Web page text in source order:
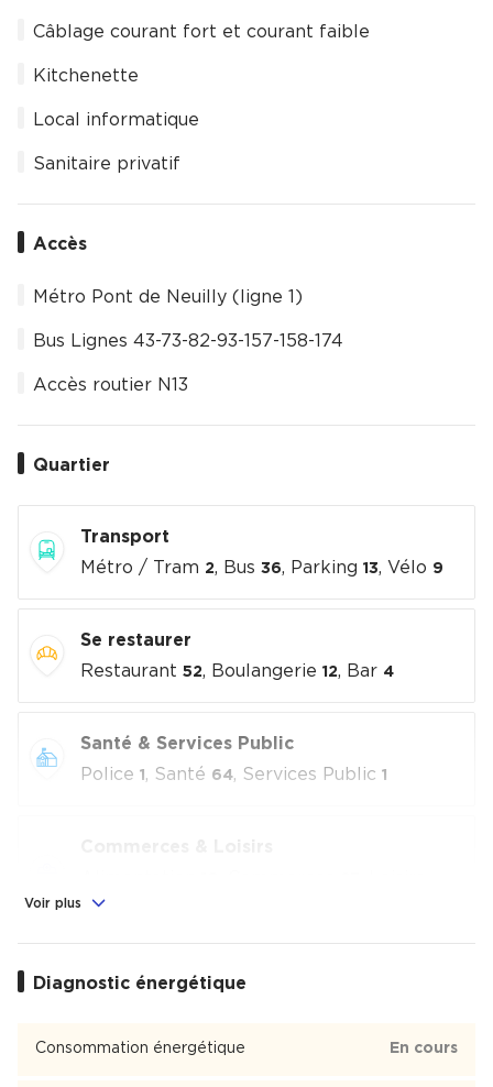
Câblage courant fort et courant faible
Kitchenette
Local informatique
Sanitaire privatif
Accès
Métro Pont de Neuilly (ligne 1)
Bus Lignes 43-73-82-93-157-158-174
Accès routier N13
Quartier
Transport
Métro / Tram 2, Bus 36, Parking 13, Vélo 9
Se restaurer
Restaurant 52, Boulangerie 12, Bar 4
Santé & Services Public
Police 1 , Santé 64, Services Public 1
culturels
Éducation
Voir plus
Diagnostic énergétique
Consommation énergétique En cours